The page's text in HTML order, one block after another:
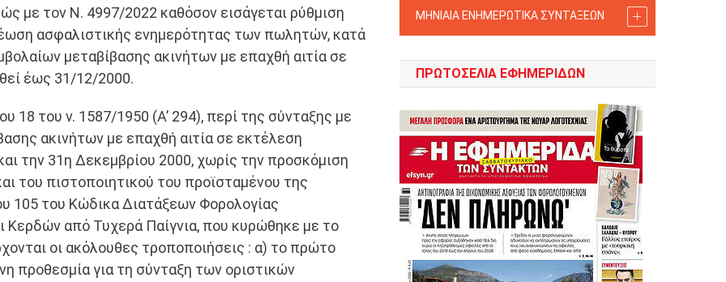
με τον Ν. 4997/2022 καθόσον εισάγεται ρύθμιση
ασφαλιστικής ενημερότητας των πωλητών, κατά
μεταβίβασης ακινήτων με επαχθή αιτία σε
έως 31/12/2000.
18 του ν. 1587/1950 (Α’ 294), περί της σύνταξης με
ακινήτων με επαχθή αιτία σε εκτέλεση
την 31η ∆εκεμβρίου 2000, χωρίς την προσκόμιση
του πιστοποιητικού του προϊσταμένου της
105 του Κώδικα ∆ιατάξεων Φορολογίας
από Τυχερά Παίγνια, που κυρώθηκε με το
οι ακόλουθες τροποποιήσεις : α) το πρώτο
προθεσμία για τη σύνταξη των οριστικών
ΜΗΝΙΑΙΑ ΕΝΗΜΕΡΩΤΙΚΑ ΣΥΝΤΑΞΕΩΝ
ΠΡΩΤΟΣΈΛΙΑ ΕΦΗΜΕΡΊΔΩΝ